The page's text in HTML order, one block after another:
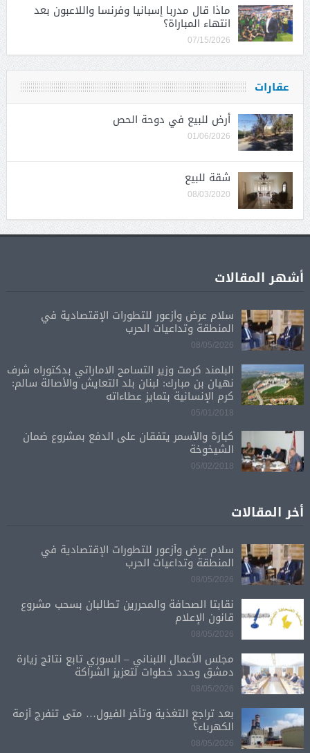
ماذا قال مدربا إسبانيا وفرنسا واللاعبون بعد
انتهاء المباراة؟
07/15/2026
عقارات
أرض للبيع في دوحة الحص
01/06/2026
شقة للبيع
08/03/2020
أشهر المقالات
سلام عرض وأزعور للتطورات الإقتصادية في
المنطقة وتداعيات الحرب
08/05/2026
البلمند كرمت وزير التسامح الاماراتي بدكتوراه شرف
نهيان بن مبارك: لبنان بلد التعايش والأصالة سالم:
كرم الإنسانية بتمايز عطاءاته
05/01/2018
كبارة والأسمر يتفقان على الدفع بمشروع ضمان
الشيخوخة
05/02/2018
أخر المقالات
سلام عرض وأزعور للتطورات الإقتصادية في
المنطقة وتداعيات الحرب
08/05/2026
نقابتا الصحافة والمحررين تطالبان بسحب مشروع
قانون الإعلام
08/05/2026
مجلس الأعمال اللبناني – السوري تابع نتائج زيارة
دمشق وحدد خطوات لتعزيز الشراكة
08/05/2026
بعد تراجع التغذية وتأخر الفيول… متى تنفرج أزمة
الكهرباء؟
08/05/2026